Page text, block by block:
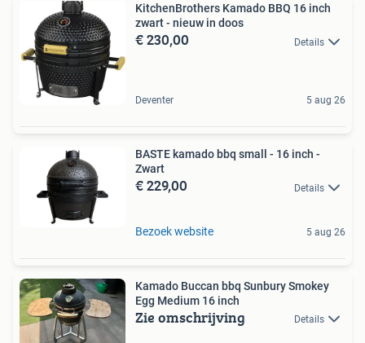
KitchenBrothers Kamado BBQ 16 inch
zwart - nieuw in doos
€ 230,00 Details
Deventer 5 aug 26
BASTE kamado bbq small - 16 inch -
Zwart
€ 229,00 Details
Bezoek website 5 aug 26
Kamado Buccan bbq Sunbury Smokey
Egg Medium 16 inch
Zie omschrijving Details